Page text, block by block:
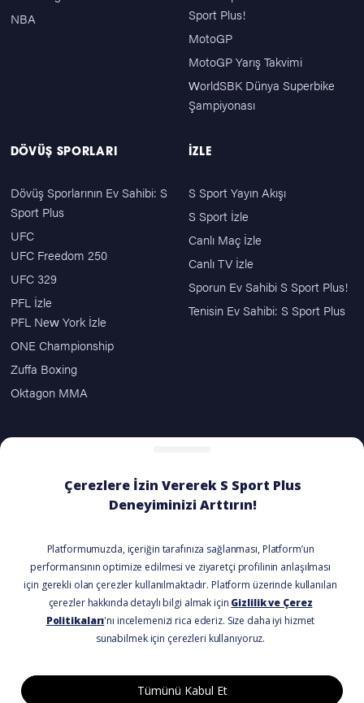
NBA
Sport Plus!
MotoGP
MotoGP Yarış Takvimi
WorldSBK Dünya Superbike
Şampiyonası
DÖVÜŞ SPORLARI
Dövüş Sporlarının Ev Sahibi: S
Sport Plus
UFC
UFC Freedom 250
UFC 329
PFL İzle
PFL New York İzle
ONE Championship
Zuffa Boxing
Oktagon MMA
İZLE
S Sport Yayın Akışı
S Sport İzle
Canlı Maç İzle
Canlı TV İzle
Sporun Ev Sahibi S Sport Plus!
Tenisin Ev Sahibi: S Sport Plus
BİZİ TAKİP EDİN
© 2021 Tüm Hakları Saklıdır.